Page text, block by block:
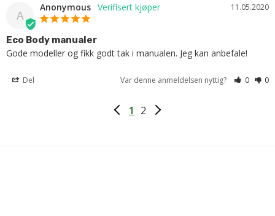
A
11.05.2020
Anonymous
Eco Body manualer
Gode ​​modeller og fikk godt tak i manualen. Jeg kan anbefale!
Del Var denne anmeldelsen nyttig? 0 0
1 2